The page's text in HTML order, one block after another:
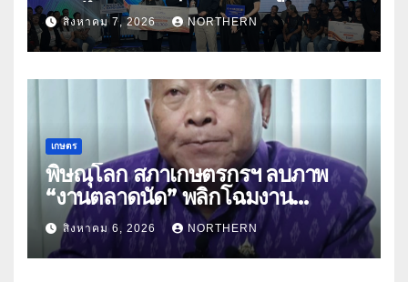
สมุนไพร ขับเคลื่อนนวัตกรรมสู่เชิง
พาณิชย์
สิงหาคม 7, 2026 NORTHERN
เกษตร
พิษณุโลก สภาเกษตรกรฯ ลบภาพ
“งานตลาดนัด” พลิกโฉมงาน
“เกษตรรุ่งเรืองเมืองสองแคว 69” มุ่ง
ประโยชน์เกษตรกร ดึงนวัตกรรม-จับ
คู่ธุรกิจดันสินค้าเกษตรสู่สากล (คลิป)
สิงหาคม 6, 2026 NORTHERN